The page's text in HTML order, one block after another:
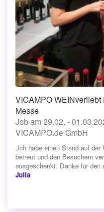
VICAMPO WEINverliebt
Messe
Job am 29.02. -
VICAMPO.de GmbH
„Ich habe einen Stand auf
betreut und den Besuchern
ausgeschenkt. Danke für den
Julia